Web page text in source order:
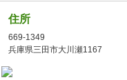
住所
669-1349
兵庫県三田市大川瀬1167